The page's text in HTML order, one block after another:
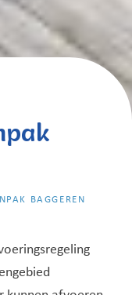
BAGGEREN